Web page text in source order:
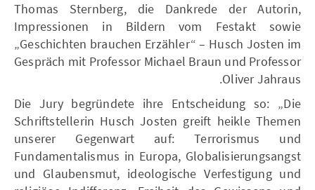
Thomas Sternberg, die Dankrede der Autorin,
Impressionen in Bildern vom Festakt sowie
„Geschichten brauchen Erzähler“ – Husch Josten im
Gespräch mit Professor Michael Braun und Professor
Oliver Jahraus.
Die Jury begründete ihre Entscheidung so: „Die
Schriftstellerin Husch Josten greift heikle Themen
unserer Gegenwart auf: Terrorismus und
Fundamentalismus in Europa, Globalisierungsangst
und Glaubensmut, ideologische Verfestigung und